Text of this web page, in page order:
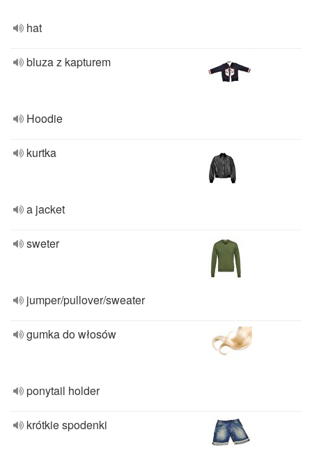
hat
bluza z kapturem
Hoodie
kurtka
a jacket
sweter
jumper/pullover/sweater
gumka do włosów
ponytail holder
krótkie spodenki